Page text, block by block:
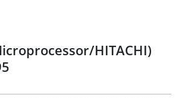
HITACHI)